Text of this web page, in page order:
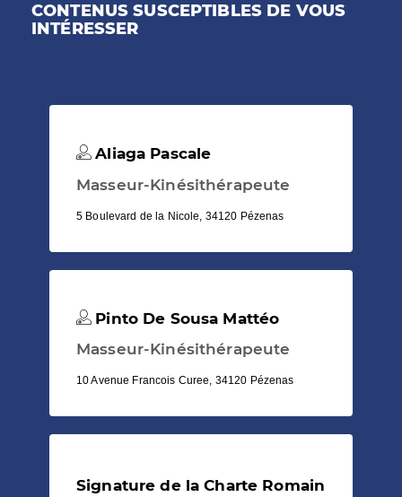
CONTENUS SUSCEPTIBLES DE VOUS
INTÉRESSER
Aliaga Pascale
Masseur-Kinésithérapeute
5 Boulevard de la Nicole, 34120 Pézenas
Pinto De Sousa Mattéo
Masseur-Kinésithérapeute
10 Avenue Francois Curee, 34120 Pézenas
Signature de la Charte Romain